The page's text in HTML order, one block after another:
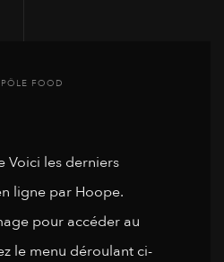
PÔLE FOOD
Voici les derniers
ligne par Hoope.
pour accéder au
le menu déroulant ci-